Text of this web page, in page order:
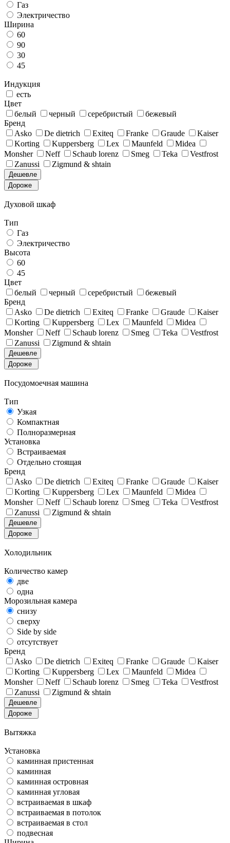
Газ
Электричество
Ширина
60
90
30
45
Индукция
есть
Цвет
белый
черный серебристый
бежевый
Бренд
Asko
De dietrich Exiteq Franke Graude
Kaiser
Korting
Kuppersberg Lex Maunfeld
Midea
Monsher
Neff Schaub lorenz Smeg Teka
Vestfrost
Zanussi
Zigmund & shtain
Дешевле
Дороже
Духовой шкаф
Тип
Газ
Электричество
Высота
60
45
Цвет
белый
черный серебристый
бежевый
Бренд
Asko
De dietrich Exiteq Franke Graude
Kaiser
Korting
Kuppersberg Lex Maunfeld
Midea
Monsher
Neff Schaub lorenz Smeg Teka
Vestfrost
Zanussi
Zigmund & shtain
Дешевле
Дороже
Посудомоечная машина
Тип
Узкая
Компактная
Полноразмерная
Установка
Встраиваемая
Отдельно стоящая
Бренд
Asko
De dietrich Exiteq Franke Graude
Kaiser
Korting
Kuppersberg Lex Maunfeld
Midea
Monsher
Neff Schaub lorenz Smeg Teka
Vestfrost
Zanussi
Zigmund & shtain
Дешевле
Дороже
Холодильник
Количество камер
две
одна
Морозильная камера
снизу
сверху
Side by side
отсутствует
Бренд
Asko
De dietrich Exiteq Franke Graude
Kaiser
Korting
Kuppersberg Lex Maunfeld
Midea
Monsher
Neff Schaub lorenz Smeg Teka
Vestfrost
Zanussi
Zigmund & shtain
Дешевле
Дороже
Вытяжка
Установка
каминная пристенная
каминная
каминная островная
каминная угловая
встраиваемая в шкаф
встраиваемая в потолок
встраиваемая в стол
подвесная